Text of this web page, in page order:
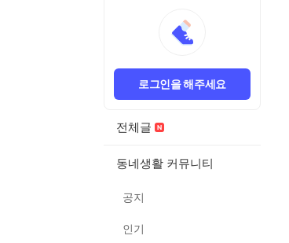
로그인을 해주세요
전체글
동네생활 커뮤니티
공지
인기